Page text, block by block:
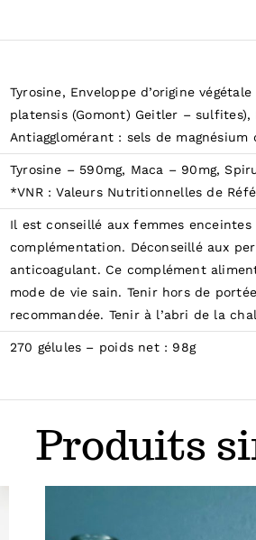
Tyrosine, Enveloppe d’origine
platensis (Gomont) Geitler – sulfites),
Antiagglomérant : sels de
Tyrosine – 590mg, Maca – 90mg,
*VNR : Valeurs Nutritionnelles de
Il est conseillé aux femmes
complémentation. Déconseillé aux
anticoagulant. Ce complément
mode de vie sain. Tenir hors de
recommandée. Tenir à l’abri de la
270 gélules – poids net : 98g
Produits